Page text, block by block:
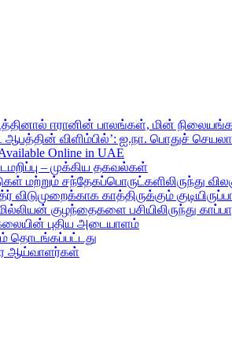
ஈரானின் பாலங்கள், மின் நிலையங்கள்
விளிம்பில்’: ஐ.நா. பொதுச்
Online in UAE
– முக்கிய தகவல்கள்
சந்தேகப்பொருட்களிலிருந்து
காத்திருக்கும்
குழந்தைகளை பசியிலிருந்து
புதிய அடையாளம்
தொடங்கப்பட்டது
ஆய்வாளர்கள்